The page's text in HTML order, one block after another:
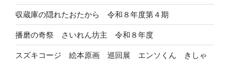
収蔵庫の隠れたおたから 令和８年度第４期
播磨の奇祭 さいれん坊主 令和８年度
スズキコージ 絵本原画 巡回展 エンソくん きしゃ